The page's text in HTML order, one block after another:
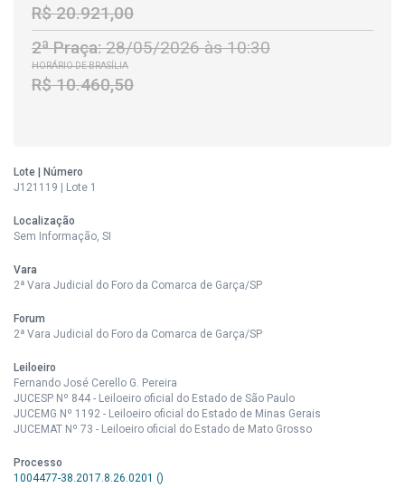
R$ 20.921,00
2ª Praça:28/05/2026 às 10:30
HORÁRIO DE BRASÍLIA
R$ 10.460,50
Lote | Número
J121119 | Lote 1
Localização
Sem Informação, SI
Vara
2ª Vara Judicial do Foro da Comarca de Garça/SP
Forum
2ª Vara Judicial do Foro da Comarca de Garça/SP
Leiloeiro
Fernando José Cerello G. Pereira
JUCESP Nº 844 - Leiloeiro oficial do Estado de São Paulo
JUCEMG Nº 1192 - Leiloeiro oficial do Estado de Minas Gerais
JUCEMAT Nº 73 - Leiloeiro oficial do Estado de Mato Grosso
Processo
1004477-38.2017.8.26.0201 ()